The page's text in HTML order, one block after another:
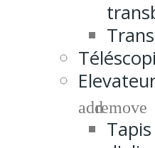
addremove
Tapis